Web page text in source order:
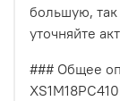
большую,
уточняйте
### Общее